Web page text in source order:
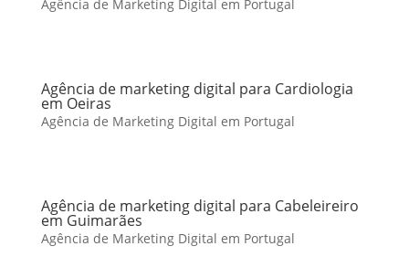
Agência de Marketing Digital em Portugal
Agência de marketing digital para Cardiologia
em Oeiras
Agência de Marketing Digital em Portugal
Agência de marketing digital para Cabeleireiro
em Guimarães
Agência de Marketing Digital em Portugal